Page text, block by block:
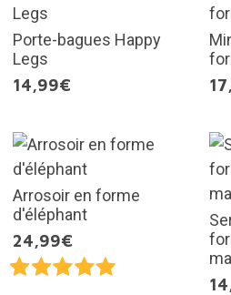
Porte-bagues Happy
Legs
14,99€
Arrosoir en forme
d'éléphant
24,99€